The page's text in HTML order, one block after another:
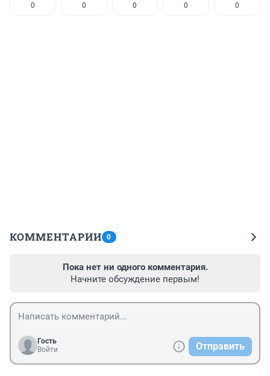
0 0 0 0 0
КОММЕНТАРИИ 0
Пока нет ни одного комментария.
Начните обсуждение первым!
Гость
Войти
Отправить